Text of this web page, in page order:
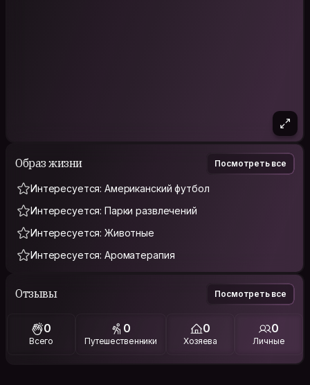
Образ жизни Посмотреть все
Интересуется: Американский футбол
Интересуется: Парки развлечений
Интересуется: Животные
Интересуется: Ароматерапия
Отзывы Посмотреть все
0
Всего
0
Путешественники
0
Хозяева
0
Личные